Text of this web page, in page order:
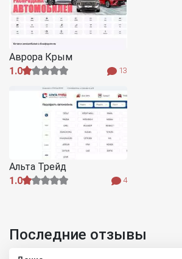
Аврора Крым
1.0
13
Альта Трейд
1.0
4
Последние отзывы